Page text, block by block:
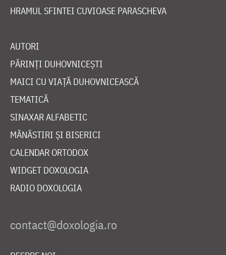
HRAMUL SFINTEI CUVIOASE PARASCHEVA
AUTORI
PĂRINȚI DUHOVNICEȘTI
MAICI CU VIAȚĂ DUHOVNICEASCĂ
TEMATICĂ
SINAXAR ALFABETIC
MĂNĂSTIRI ȘI BISERICI
CALENDAR ORTODOX
WIDGET DOXOLOGIA
RADIO DOXOLOGIA